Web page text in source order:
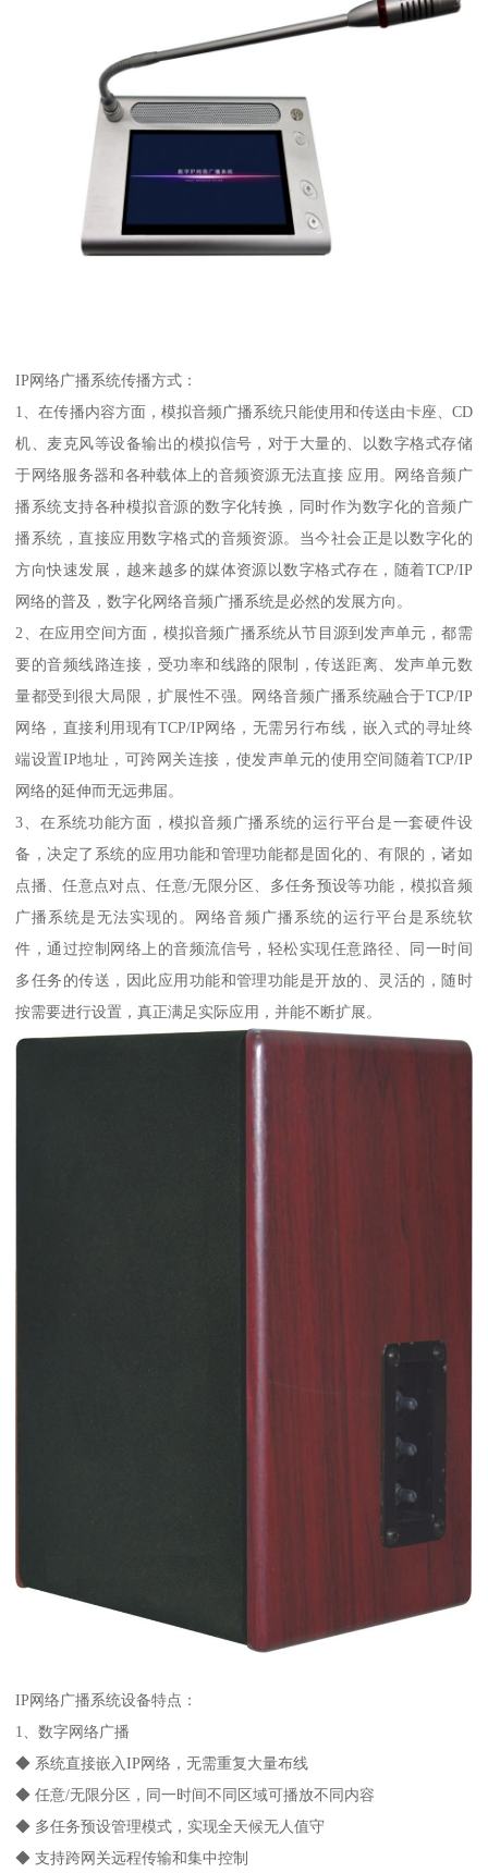
IP网络广播系统传播方式：
1、在传播内容方面，模拟音频广播系统只能使用和传送由卡座、CD
机、麦克风等设备输出的模拟信号，对于大量的、以数字格式存储
于网络服务器和各种载体上的音频资源无法直接 应用。网络音频广
播系统支持各种模拟音源的数字化转换，同时作为数字化的音频广
播系统，直接应用数字格式的音频资源。当今社会正是以数字化的
方向快速发展，越来越多的媒体资源以数字格式存在，随着TCP/IP
网络的普及，数字化网络音频广播系统是必然的发展方向。
2、在应用空间方面，模拟音频广播系统从节目源到发声单元，都需
要的音频线路连接，受功率和线路的限制，传送距离、发声单元数
量都受到很大局限，扩展性不强。网络音频广播系统融合于TCP/IP
网络，直接利用现有TCP/IP网络，无需另行布线，嵌入式的寻址终
端设置IP地址，可跨网关连接，使发声单元的使用空间随着TCP/IP
网络的延伸而无远弗届。
3、在系统功能方面，模拟音频广播系统的运行平台是一套硬件设
备，决定了系统的应用功能和管理功能都是固化的、有限的，诸如
点播、任意点对点、任意/无限分区、多任务预设等功能，模拟音频
广播系统是无法实现的。网络音频广播系统的运行平台是系统软
件，通过控制网络上的音频流信号，轻松实现任意路径、同一时间
多任务的传送，因此应用功能和管理功能是开放的、灵活的，随时
按需要进行设置，真正满足实际应用，并能不断扩展。
IP网络广播系统设备特点：
1、数字网络广播
◆ 系统直接嵌入IP网络，无需重复大量布线
◆ 任意/无限分区，同一时间不同区域可播放不同内容
◆ 多任务预设管理模式，实现全天候无人值守
◆ 支持跨网关远程传输和集中控制